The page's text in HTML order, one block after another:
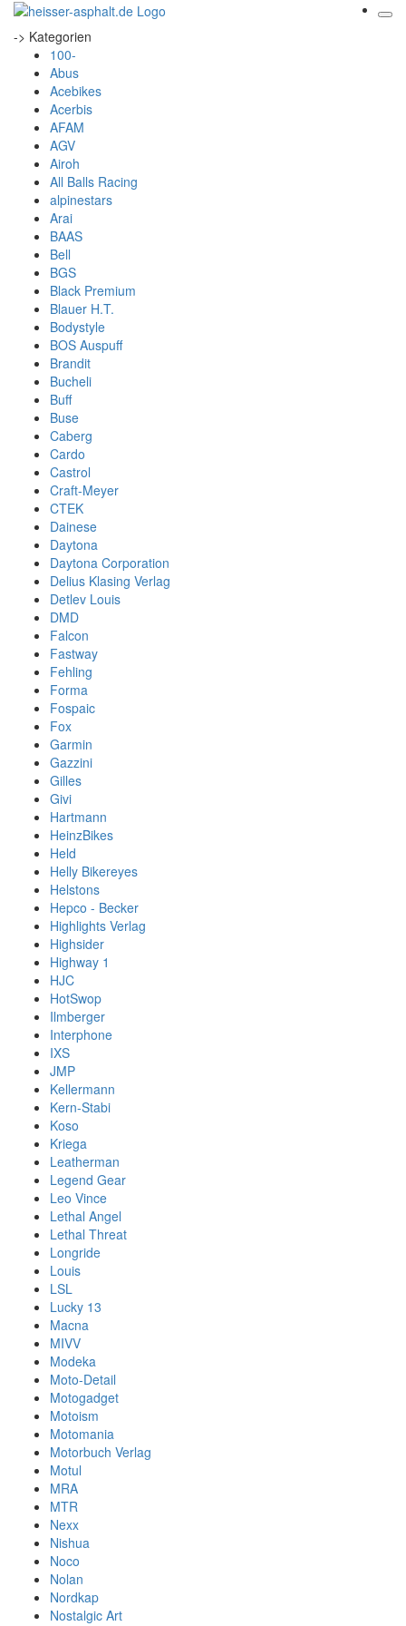
-> Kategorien
100-
Abus
Acebikes
Acerbis
AFAM
AGV
Airoh
All Balls Racing
alpinestars
Arai
BAAS
Bell
BGS
Black Premium
Blauer H.T.
Bodystyle
BOS Auspuff
Brandit
Bucheli
Buff
Buse
Caberg
Cardo
Castrol
Craft-Meyer
CTEK
Dainese
Daytona
Daytona Corporation
Delius Klasing Verlag
Detlev Louis
DMD
Falcon
Fastway
Fehling
Forma
Fospaic
Fox
Garmin
Gazzini
Gilles
Givi
Hartmann
HeinzBikes
Held
Helly Bikereyes
Helstons
Hepco - Becker
Highlights Verlag
Highsider
Highway 1
HJC
HotSwop
Ilmberger
Interphone
IXS
JMP
Kellermann
Kern-Stabi
Koso
Kriega
Leatherman
Legend Gear
Leo Vince
Lethal Angel
Lethal Threat
Longride
Louis
LSL
Lucky 13
Macna
MIVV
Modeka
Moto-Detail
Motogadget
Motoism
Motomania
Motorbuch Verlag
Motul
MRA
MTR
Nexx
Nishua
Noco
Nolan
Nordkap
Nostalgic Art